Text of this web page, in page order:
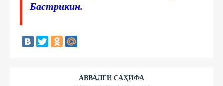
Бастрикин.
АВВАЛГИ САҲИФА